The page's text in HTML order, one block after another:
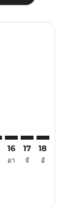
16
อา
17
จั
18
อั